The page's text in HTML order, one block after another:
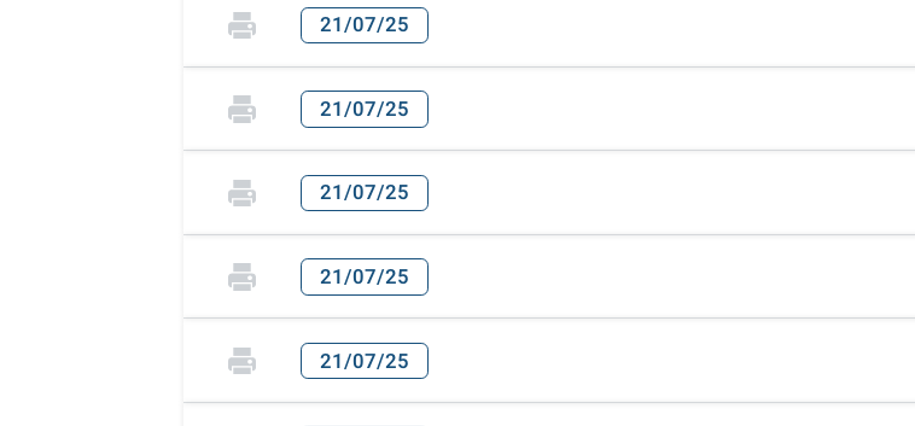
21/07/25
21/07/25
21/07/25
21/07/25
21/07/25